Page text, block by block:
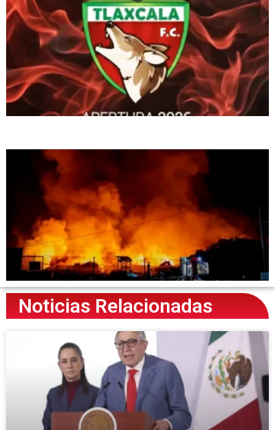
Noticias Relacionadas